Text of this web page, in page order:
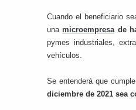
Cuando el beneficiario
unamicroempresa de
pymes industriales,
vehículos.
Se entenderá que
diciembre de 2021 sea